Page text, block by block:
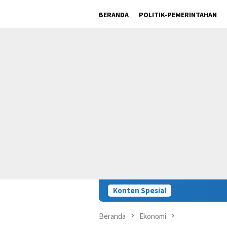
BERANDA POLITIK-PEMERINTAHAN
Konten Spesial
Beranda Ekonomi